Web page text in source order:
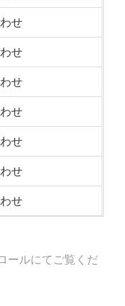
せ
せ
せ
せ
せ
せ
せ
ールにてご覧くだ